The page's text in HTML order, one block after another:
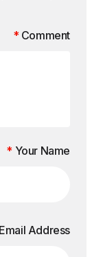
Comment
*
Your Name
*
Email Address